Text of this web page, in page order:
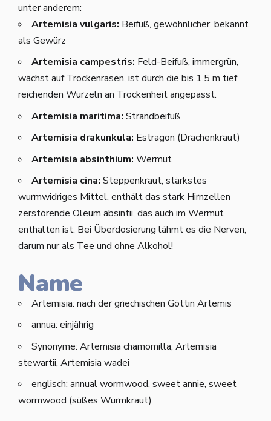
unter anderem:
Artemisia vulgaris: Beifuß, gewöhnlicher, bekannt
als Gewürz
Artemisia campestris: Feld-Beifuß, immergrün,
wächst auf Trockenrasen, ist durch die bis 1,5 m tief
reichenden Wurzeln an Trockenheit angepasst.
Artemisia maritima: Strandbeifuß
Artemisia drakunkula: Estragon (Drachenkraut)
Artemisia absinthium: Wermut
Artemisia cina: Steppenkraut, stärkstes
wurmwidriges Mittel, enthält das stark Hirnzellen
zerstörende Oleum absintii, das auch im Wermut
enthalten ist. Bei Überdosierung lähmt es die Nerven,
darum nur als Tee und ohne Alkohol!
Name
Artemisia: nach der griechischen Göttin Artemis
annua: einjährig
Synonyme: Artemisia chamomilla, Artemisia
stewartii, Artemisia wadei
englisch: annual wormwood, sweet annie, sweet
wormwood (süßes Wurmkraut)